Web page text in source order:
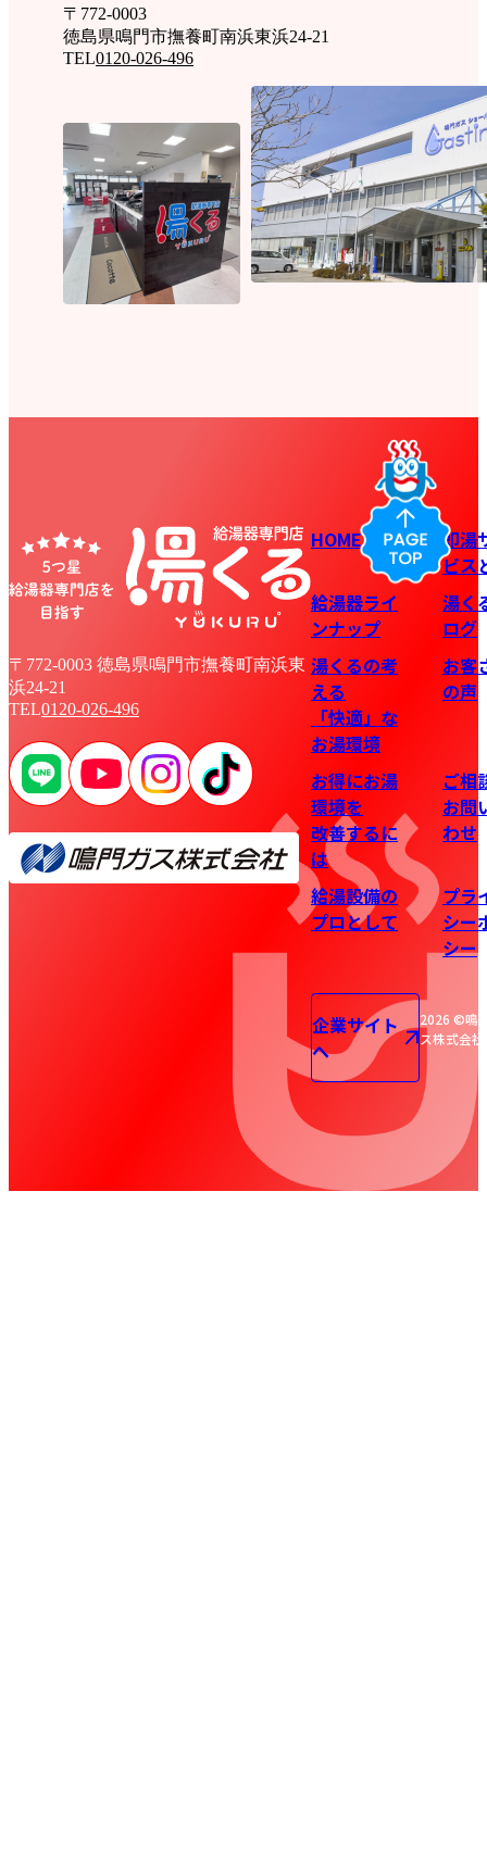
〒772-0003
徳島県鳴門市撫養町南浜東浜24-21
TEL0120-026-496
〒772-0003 徳島県鳴門市撫養町南浜東
浜24-21
TEL0120-026-496
HOME
即湯
ビス
給湯器ライ
ンナップ
湯く
ログ
湯くるの考
える
「快適」な
お湯環境
お客
の声
お得にお湯
環境を
改善するに
は
ご相
お問
わせ
給湯設備の
プロとして
プラ
シー
シー
企業サイト
へ
2026 ©鳴
ス株式会社